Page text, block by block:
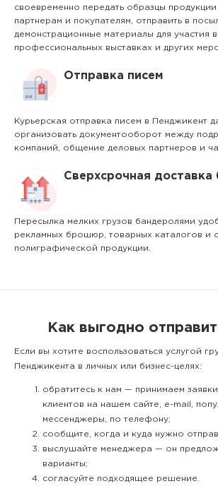
своевременно передать образцы продукции
партнерам и покупателям, отправить в
демонстрационные материалы для участия в
профессиональных выставках и других
Отправка писем
Курьерская отправка писем в Пенджикент
организовать документооборот между
компаний, общение деловых партнеров и
Сверхсрочная доставка
Пересылка мелких грузов бандеролями
рекламных брошюр, товарных каталогов и
полиграфической продукции.
Как выгодно
Если вы хотите воспользоваться услугой
Пенджикента в личных или бизнес-целях:
обратитесь к нам — принимаем
клиентов на нашем сайте, e-mail,
мессенджеры, по телефону;
сообщите, когда и куда нужно
выслушайте менеджера — он
варианты;
согласуйте подходящее решение.